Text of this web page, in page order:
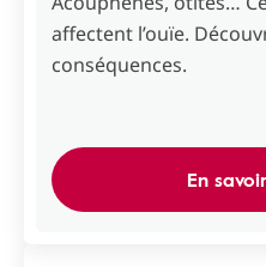
affectent l’ouïe.
conséquences.
En